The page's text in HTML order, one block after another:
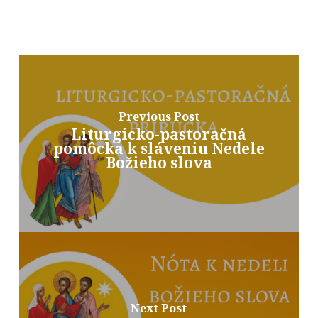
Previous Post
Liturgicko-pastoračná
pomôcka k sláveniu Nedele
Božieho slova
Next Post